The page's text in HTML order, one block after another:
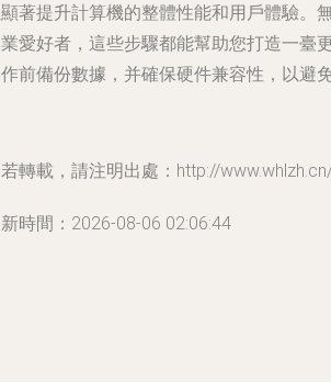
著提升計算機的整體性能和用戶體驗。
愛好者，這些步驟都能幫助您打造一臺
前備份數據，并確保硬件兼容性，以避
轉載，請注明出處：http://
時間：2026-08-06 02:06:44